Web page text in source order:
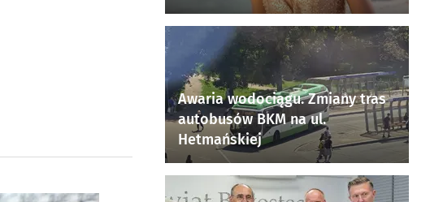
Awaria wodociągu. Zmiany tras
autobusów BKM na ul.
Hetmańskiej